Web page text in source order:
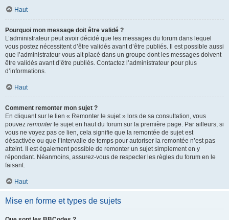
Haut
Pourquoi mon message doit être validé ?
L’administrateur peut avoir décidé que les messages du forum dans lequel
vous postez nécessitent d’être validés avant d’être publiés. Il est possible aussi
que l’administrateur vous ait placé dans un groupe dont les messages doivent
être validés avant d’être publiés. Contactez l’administrateur pour plus
d’informations.
Haut
Comment remonter mon sujet ?
En cliquant sur le lien « Remonter le sujet » lors de sa consultation, vous
pouvez remonterle sujet en haut du forum sur la première page. Par ailleurs, si
vous ne voyez pas ce lien, cela signifie que la remontée de sujet est
désactivée ou que l’intervalle de temps pour autoriser la remontée n’est pas
atteint. Il est également possible de remonter un sujet simplement en y
répondant. Néanmoins, assurez-vous de respecter les règles du forum en le
faisant.
Haut
Mise en forme et types de sujets